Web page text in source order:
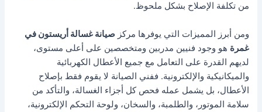
من تكلفة الإصلاح بشكل ملحوظ.
ومن أبرز المميزات التي يوفرها مركزصيانة غسالة أريستون في
غمرة هو وجود فنيين مدربين ومتخصصين على أعلى مستوى،
لديهم القدرة على التعامل مع جميع الأعطال الكهربائية
والميكانيكية والإلكترونية. ففني الصيانة لا يقوم فقط بإصلاح
الأعطال، بل يشمل عمله فحص كل أجزاء الغسالة، والتأكد من
سلامة الموتور، والطلمبة، والسخان، ولوحة التحكم الإلكترونية،